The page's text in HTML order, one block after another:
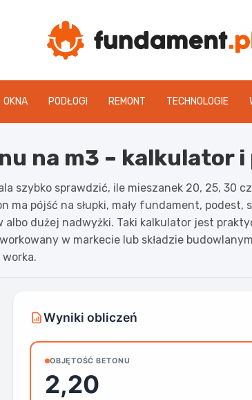
OKNA PODŁOGI REMONT TECHNOLOGIE
na m3 – kalkulator
szybko sprawdzić, ile mieszanek 20, 25, 30
ma pójść na słupki, mały fundament,
albo dużej nadwyżki. Taki kalkulator jest
w markecie lub składzie
Wyniki obliczeń
OBJĘTOŚĆ BETONU
2,20